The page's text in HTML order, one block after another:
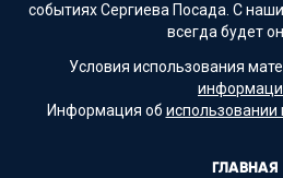
событиях Сергиева Посада. С
всегда будет
Условия использования
Информация об
ГЛАВНАЯ